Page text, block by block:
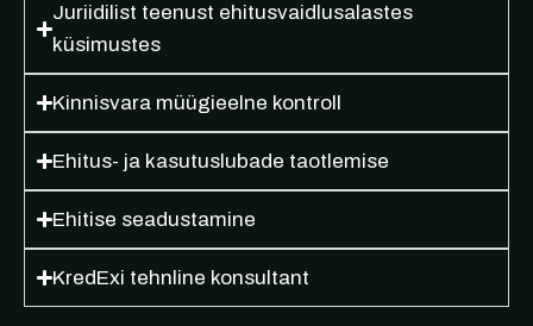
Juriidilist teenust ehitusvaidlusalastes
küsimustes
Kinnisvara müügieelne kontroll
Ehitus- ja kasutuslubade taotlemise
Ehitise seadustamine
KredExi tehnline konsultant